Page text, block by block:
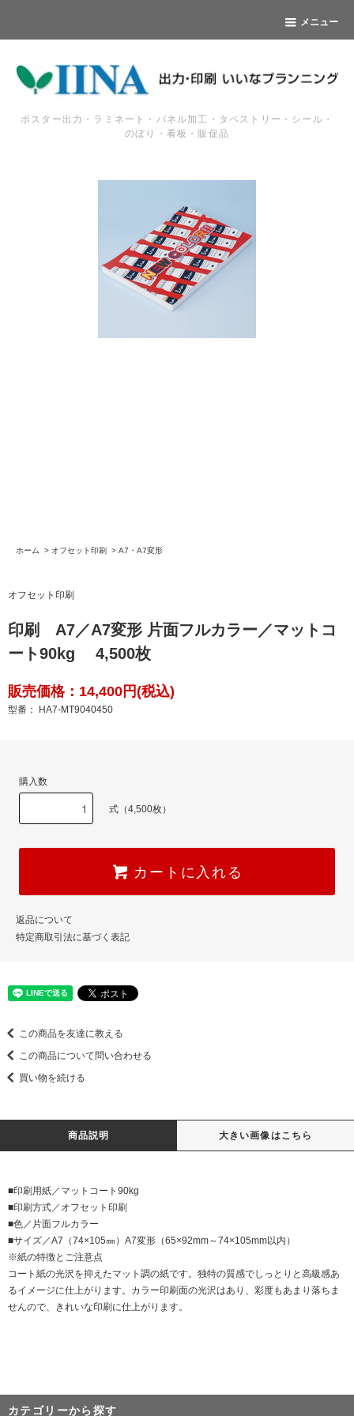
メニュー
ポスター出力・ラミネート・パネル加工・タペストリー・シール・
のぼり・看板・販促品
ホーム > オフセット印刷 > A7・A7変形
オフセット印刷
印刷 A7／A7変形 片面フルカラー／マットコ
ート90kg 4,500枚
販売価格：14,400円(税込)
型番： HA7-MT9040450
購入数
式（4,500枚）
カートに入れる
返品について
特定商取引法に基づく表記
この商品を友達に教える
この商品について問い合わせる
買い物を続ける
商品説明 大きい画像はこちら
■印刷用紙／マットコート90kg
■印刷方式／オフセット印刷
■色／片面フルカラー
■サイズ／A7（74×105㎜）A7変形（65×92mm～74×105mm以内）
※紙の特徴とご注意点
コート紙の光沢を抑えたマット調の紙です。独特の質感でしっとりと高級感あ
るイメージに仕上がります。カラー印刷面の光沢はあり、彩度もあまり落ちま
せんので、きれいな印刷に仕上がります。
カテゴリーから探す